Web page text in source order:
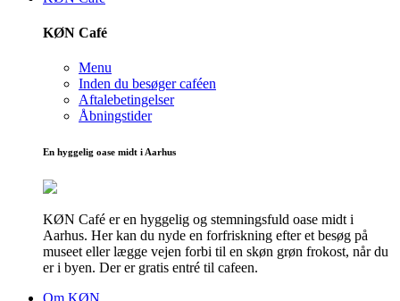
KØN Café
Menu
Inden du besøger caféen
Aftalebetingelser
Åbningstider
En hyggelig oase midt i Aarhus
KØN Café er en hyggelig og stemningsfuld oase midt i
Aarhus. Her kan du nyde en forfriskning efter et besøg på
museet eller lægge vejen forbi til en skøn grøn frokost, når du
er i byen. Der er gratis entré til cafeen.